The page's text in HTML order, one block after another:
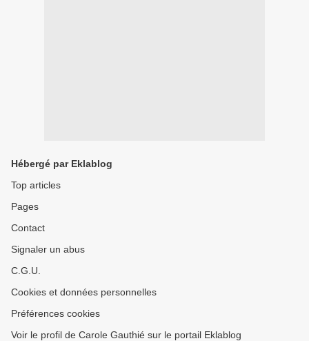
Hébergé par Eklablog
Top articles
Pages
Contact
Signaler un abus
C.G.U.
Cookies et données personnelles
Préférences cookies
Voir le profil de Carole Gauthié sur le portail Eklablog